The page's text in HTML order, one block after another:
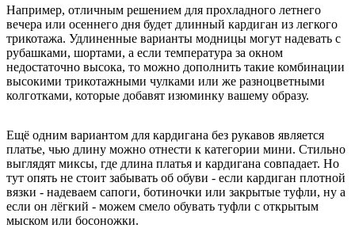
Например, отличным решением для прохладного летнего
вечера или осеннего дня будет длинный кардиган из легкого
трикотажа. Удлиненные варианты модницы могут надевать с
рубашками, шортами, а если температура за окном
недостаточно высока, то можно дополнить такие комбинации
высокими трикотажными чулками или же разноцветными
колготками, которые добавят изюминку вашему образу.
Ещё одним вариантом для кардигана без рукавов является
платье, чью длину можно отнести к категории мини. Стильно
выглядят миксы, где длина платья и кардигана совпадает. Но
тут опять не стоит забывать об обуви - если кардиган плотной
вязки - надеваем сапоги, ботиночки или закрытые туфли, ну а
если он лёгкий - можем смело обувать туфли с открытым
мыском или босоножки.